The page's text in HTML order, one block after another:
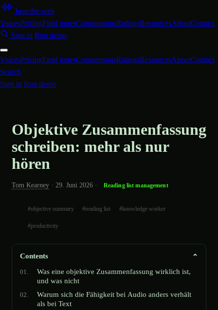
Objektive Zusammenfassung
schreiben: mehr als nur
hören
Tom Kearney · 29. Juni 2026 · Reading list management
#objective summary #reading list #knowledge worker
#productivity
Contents
Was eine objektive Zusammenfassung wirklich ist,
und was nicht
Warum sich die Fähigkeit bei Audio anders verhält
als bei Text
hear.the.web
VoicesPricingField notesComparisonsRatingsResourcesAboutContact
Sign in Run demo
VoicesPricingField notesComparisonsRatingsResourcesAboutContact
Search
Sign in Run demo